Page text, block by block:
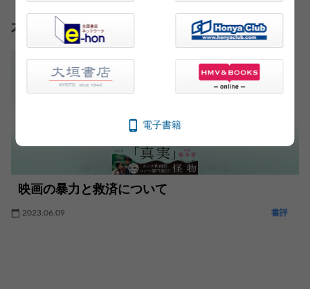
本の話おすすめ記事
映画の暴力と救済について
2023.06.09 書評
電子書籍